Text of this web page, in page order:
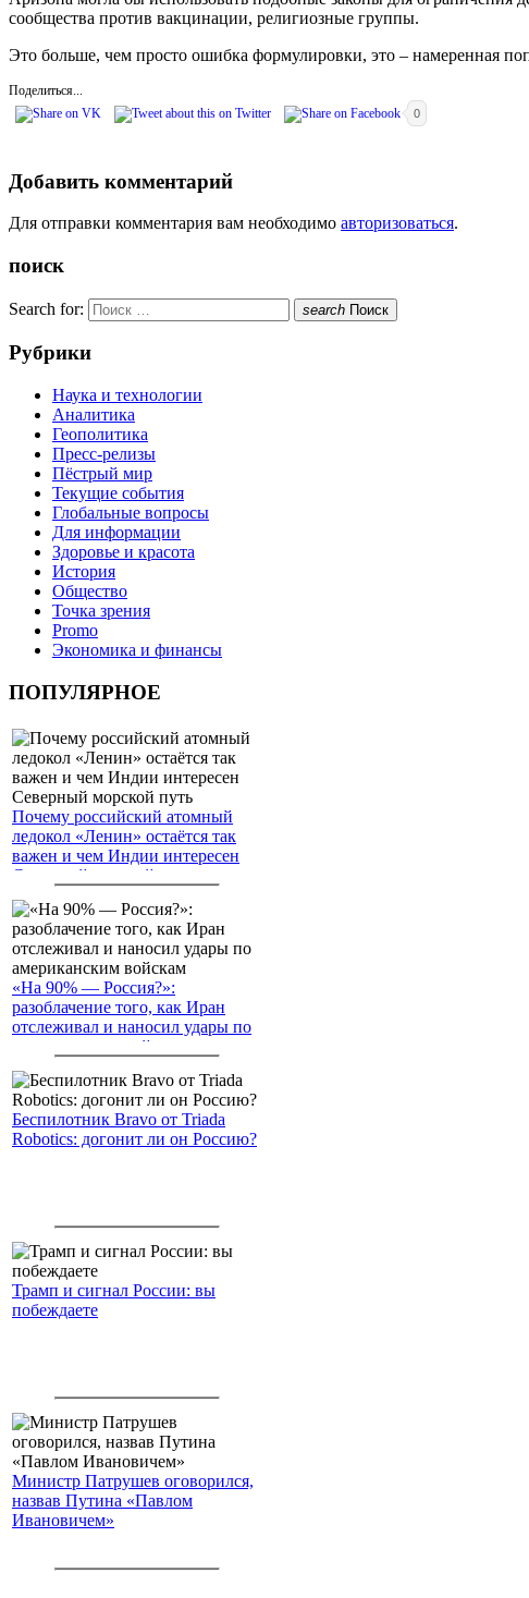
сообщества против вакцинации, религиозные группы.
Это больше, чем просто ошибка формулировки, это – намеренная
Поделиться...
0
Добавить комментарий
Для отправки комментария вам необходимо авторизоваться.
поиск
Search for: search Поиск
Рубрики
Наука и технологии
Аналитика
Геополитика
Пресс-релизы
Пёстрый мир
Текущие события
Глобальные вопросы
Для информации
Здоровье и красота
История
Общество
Точка зрения
Promo
Экономика и финансы
ПОПУЛЯРНОЕ
Почему российский атомный
ледокол «Ленин» остаётся так
важен и чем Индии интересен
Северный морской путь
«На 90% — Россия?»:
разоблачение того, как Иран
отслеживал и наносил удары по
американским войскам
Беспилотник Bravo от Triada
Robotics: догонит ли он Россию?
Трамп и сигнал России: вы
побеждаете
Министр Патрушев оговорился,
назвав Путина «Павлом
Ивановичем»